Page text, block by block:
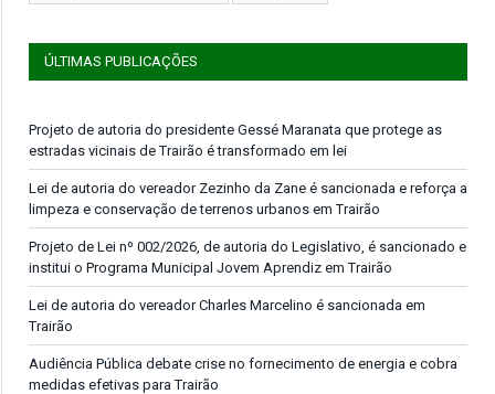
ÚLTIMAS PUBLICAÇÕES
Projeto de autoria do presidente Gessé Maranata que protege as
estradas vicinais de Trairão é transformado em lei
Lei de autoria do vereador Zezinho da Zane é sancionada e reforça a
limpeza e conservação de terrenos urbanos em Trairão
Projeto de Lei nº 002/2026, de autoria do Legislativo, é sancionado e
institui o Programa Municipal Jovem Aprendiz em Trairão
Lei de autoria do vereador Charles Marcelino é sancionada em
Trairão
Audiência Pública debate crise no fornecimento de energia e cobra
medidas efetivas para Trairão